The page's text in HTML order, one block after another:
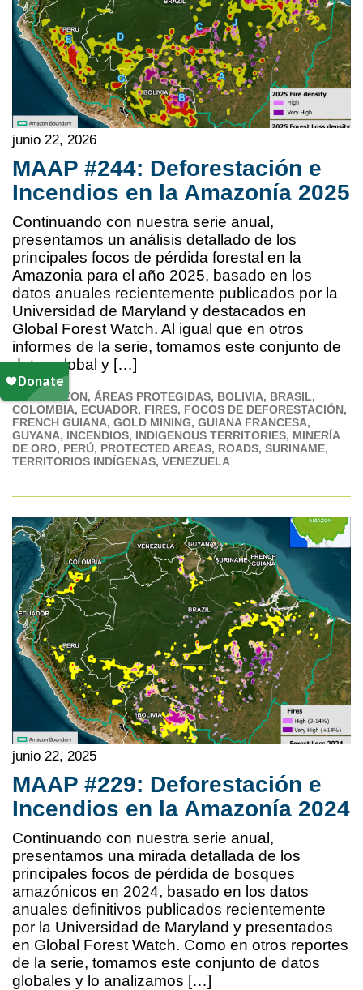
junio 22, 2026
MAAP #244: Deforestación e
Incendios en la Amazonía 2025
Continuando con nuestra serie anual,
presentamos un análisis detallado de los
principales focos de pérdida forestal en la
Amazonia para el año 2025, basado en los
datos anuales recientemente publicados por la
Universidad de Maryland y destacados en
Global Forest Watch. Al igual que en otros
informes de la serie, tomamos este conjunto de
datos global y […]
ALL AMAZON ÁREAS PROTEGIDAS BOLIVIA BRASIL
COLOMBIA ECUADOR FIRES FOCOS DE DEFORESTACIÓN
FRENCH GUIANA GOLD MINING GUIANA FRANCESA
GUYANA INCENDIOS INDIGENOUS TERRITORIES MINERÍA
DE ORO PERÚ PROTECTED AREAS ROADS SURINAME
TERRITORIOS INDÍGENAS VENEZUELA
junio 22, 2025
MAAP #229: Deforestación e
Incendios en la Amazonía 2024
Continuando con nuestra serie anual,
presentamos una mirada detallada de los
principales focos de pérdida de bosques
amazónicos en 2024, basado en los datos
anuales definitivos publicados recientemente
por la Universidad de Maryland y presentados
en Global Forest Watch. Como en otros reportes
de la serie, tomamos este conjunto de datos
globales y lo analizamos […]